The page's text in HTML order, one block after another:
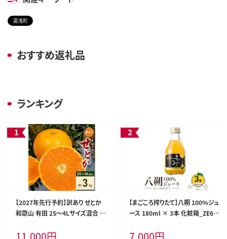
湯浅町
おすすめ返礼品
ランキング
【2027年先行予約】訳あり せとか
和歌山 有田 2S～4Lサイズ混合 約
【まごころ搾りたて】八朔 100%ジュ
ース 180ml × 3本 化粧箱_ZE638